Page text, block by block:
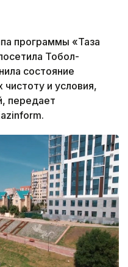
программы «Таза
Тобол-
состояние
чистоту и условия,
передает